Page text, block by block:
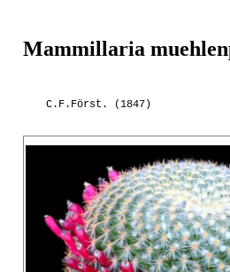
Mammillaria
C.F.Först. (1847)